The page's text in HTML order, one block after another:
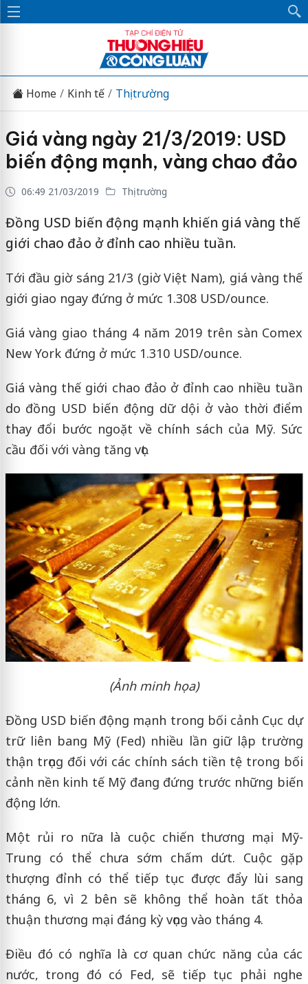
Home Kinh tế Thị trường
Giá vàng ngày 21/3/2019: USD
biến động mạnh, vàng chao đảo
06:49 21/03/2019 Thị trường
Đồng USD biến động mạnh khiến giá vàng thế
giới chao đảo ở đỉnh cao nhiều tuần.
Tới đầu giờ sáng 21/3 (giờ Việt Nam), giá vàng thế
giới giao ngay đứng ở mức 1.308 USD/ounce.
Giá vàng giao tháng 4 năm 2019 trên sàn Comex
New York đứng ở mức 1.310 USD/ounce.
Giá vàng thế giới chao đảo ở đỉnh cao nhiều tuần
do đồng USD biến động dữ dội ở vào thời điểm
thay đổi bước ngoặt về chính sách của Mỹ. Sức
cầu đối với vàng tăng vọt.
(Ảnh minh họa)
Đồng USD biến động mạnh trong bối cảnh Cục dự
trữ liên bang Mỹ (Fed) nhiều lần giữ lập trường
thận trọng đối với các chính sách tiền tệ trong bối
cảnh nền kinh tế Mỹ đang đứng trước những biến
động lớn.
Một rủi ro nữa là cuộc chiến thương mại Mỹ-
Trung có thể chưa sớm chấm dứt. Cuộc gặp
thượng đỉnh có thể tiếp tục được đẩy lùi sang
tháng 6, vì 2 bên sẽ không thể hoàn tất thỏa
thuận thương mại đáng kỳ vọng vào tháng 4.
Điều đó có nghĩa là cơ quan chức năng của các
nước, trong đó có Fed, sẽ tiếp tục phải nghe